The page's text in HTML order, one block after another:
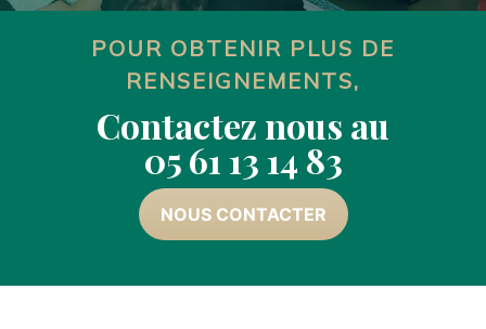
POUR OBTENIR PLUS DE
RENSEIGNEMENTS,
Contactez nous au
05 61 13 14 83
NOUS CONTACTER